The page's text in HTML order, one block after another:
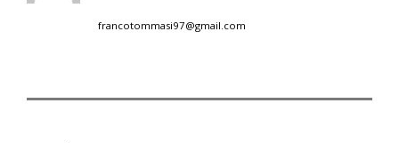
francotommasi97@gmail.com